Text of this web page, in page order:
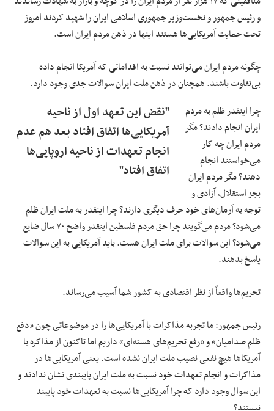
و رئیس جمهور و نخست‌وزیر جمهوری اسلامی ایران را شهید کردند امروز
تحت حمایت آمریکایی‌ها هستند اینها در ذهن مردم ایران است.
چگونه مردم ایران می‌توانند نسبت به اقداماتی که آمریکا انجام داده
بی‌تفاوت باشند. همچنان در ذهن ملت ایران سوالات جدی وجود دارد.
"نقض این تعهد اول از ناحیه
آمریکایی‌ها اتفاق افتاد بعد هم عدم
انجام تعهدات از ناحیه اروپایی‌ها
اتفاق افتاد"
چرا اینقدر ظلم به مردم
ایران انجام دادند؟ مگر
مردم ایران چه کار
می‌خواستند انجام
دهند؟ مگر مردم ایران
بجز استقلال، آزادی و
توجه به آرمان‌های خود حرف دیگری دارند؟ چرا اینقدر به ملت ایران ظلم
می‌شود؟ مردم می‌گویند چرا حق مردم فلسطین اینقدر واضح ۷۰ سال ضایع
می‌شود؟ این سوالات برای ملت ایران هست. باید آمریکایی به این سوالات
پاسخ بدهند.
تحریم‌ها واقعاً از نظر اقتصادی به کشور شما آسیب می‌رساند.
رئیس جمهور: ما تجربه مذاکرات با آمریکایی‌ها را در موضوعاتی چون «دفع
ظلم صدامیان» و «رفع تحریم‌های هسته‌ای» داریم اما تاکنون از مذاکره با
آمریکاها هیچ نفعی نصیب ملت ایران نشده است. یعنی آمریکایی‌ها در
مذاکرات و انجام تعهدات خود نسبت به ملت ایران پایبندی نشان ندادند و
این سوال وجود دارد که چرا آمریکایی‌ها نسبت به تعهدات خود پایبند
نیستند؟